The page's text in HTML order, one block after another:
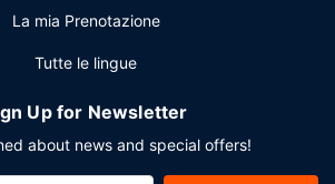
La mia Prenotazione
Tutte le lingue
Up for Newsletter
about news and special offers!